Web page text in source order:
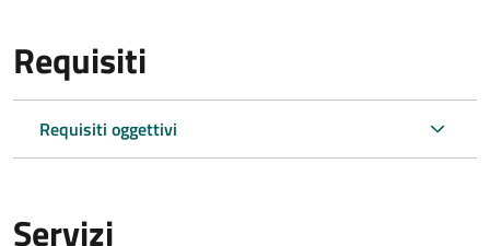
Requisiti
Requisiti oggettivi
Servizi